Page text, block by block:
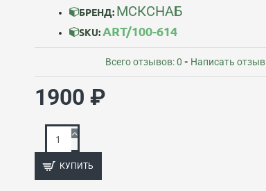
БРЕНД: МСКСНАБ
SKU:ART/100-614
Всего отзывов: 0 - Написать отзыв
1900 ₽
КУПИТЬ